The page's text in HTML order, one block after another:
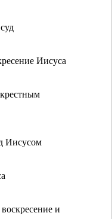
Иисуса
Иисусом
и